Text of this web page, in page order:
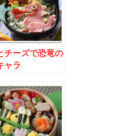
チーズで恐竜の
ャラ